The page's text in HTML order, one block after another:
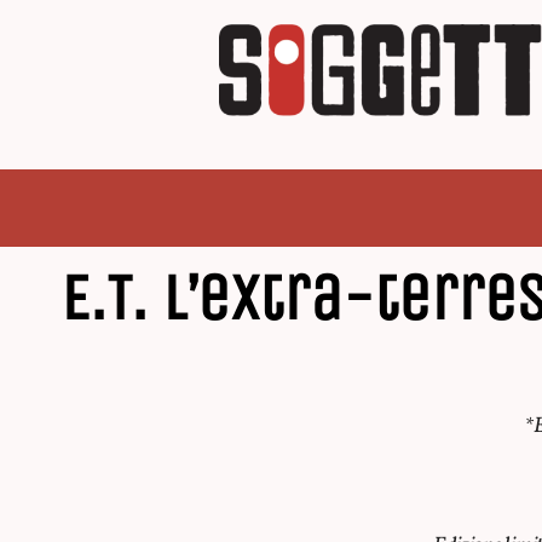
E.T. l’extra-